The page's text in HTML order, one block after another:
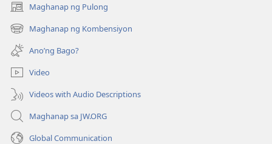
Maghanap ng Pulong
(may
bubukas
na
bagong
window)
Maghanap ng Kombensiyon
(may
bubukas
na
bagong
window)
Ano’ng Bago?
Video
Videos with Audio Descriptions
Maghanap sa JW.ORG
Global Communication